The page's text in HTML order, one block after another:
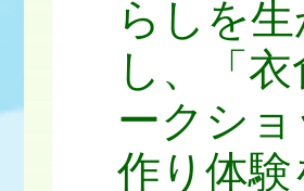
らしを
し、「
ークシ
作り体